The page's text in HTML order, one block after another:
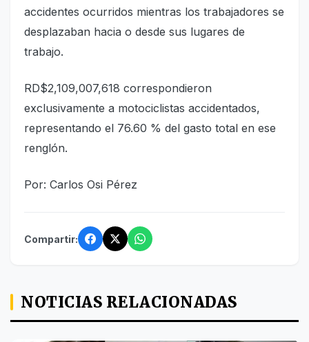
accidentes ocurridos mientras los trabajadores se
desplazaban hacia o desde sus lugares de
trabajo.
RD$2,109,007,618 correspondieron
exclusivamente a motociclistas accidentados,
representando el 76.60 % del gasto total en ese
renglón.
Por: Carlos Osi Pérez
Compartir:
NOTICIAS RELACIONADAS